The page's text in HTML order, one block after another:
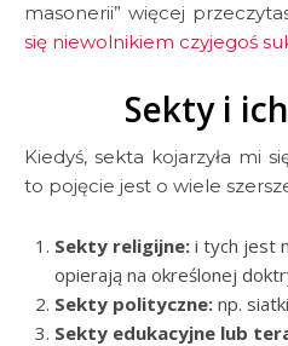
masonerii” więcej
się niewolnikiem czyjegoś
Sekty i
Kiedyś, sekta kojarzyła mi
to pojęcie jest o wiele
Sekty religijne: i tych jest
opierają na określonej
Sekty polityczne: np.
Sekty edukacyjne lub